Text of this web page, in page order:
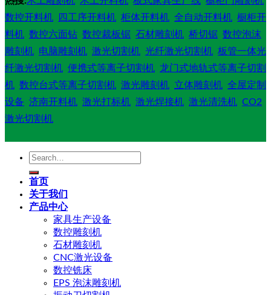
数控开料机
四工序开料机 柜体开料机 全自动开料机 橱柜开
料机 数控六面钻 数控裁板锯 石材雕刻机 桥切锯 数控泡沫
雕刻机 电脑雕刻机 激光切割机 光纤激光切割机 板管一体光
纤激光切割机 便携式等离子切割机 龙门式地轨式等离子切割
机 数控台式等离子切割机 激光雕刻机 立体雕刻机 全屋定制
设备 济南开料机 激光打标机 激光焊接机 激光清洗机 CO2
激光切割机
Search
首页
关于我们
产品中心
家具生产设备
数控雕刻机
石材雕刻机
CNC激光设备
数控铣床
EPS 泡沫雕刻机